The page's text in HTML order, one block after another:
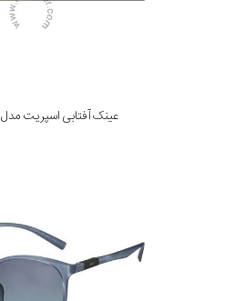
عینک آفتابی اسپریت مدل ET17986/543